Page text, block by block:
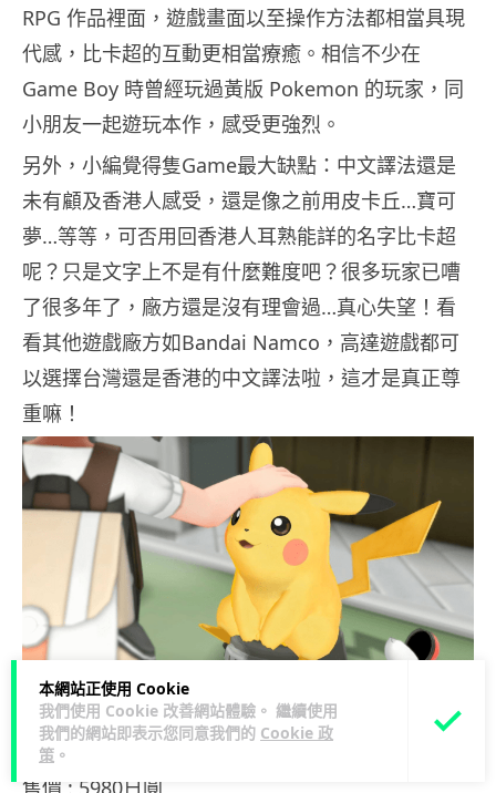
本網站正使用 Cookie
我們使用 Cookie 改善網站體驗。 繼續使用
我們的網站即表示您同意我們的 Cookie 政
策 。
RPG 作品裡面，遊戲畫面以至操作方法都相當具現
代感，比卡超的互動更相當療癒。相信不少在
Game Boy 時曾經玩過黃版 Pokemon 的玩家，同
小朋友一起遊玩本作，感受更強烈。
另外，小編覺得隻Game最大缺點：中文譯法還是
未有顧及香港人感受，還是像之前用皮卡丘…寶可
夢…等等，可否用回香港人耳熟能詳的名字比卡超
呢？只是文字上不是有什麼難度吧？很多玩家已嘈
了很多年了，廠方還是沒有理會過…真心失望！看
看其他遊戲廠方如Bandai Namco，高達遊戲都可
以選擇台灣還是香港的中文譯法啦，這才是真正尊
重嘛！
《精靈寶可夢Let’s Go！ 皮卡丘／Let’s Go！ 伊
布》
售價 : 5980日圓